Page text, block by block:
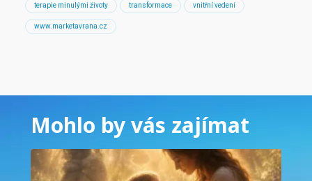
terapie minulými životy transformace vnitřní vedení
www.marketavrana.cz
Mohlo by vás zajímat